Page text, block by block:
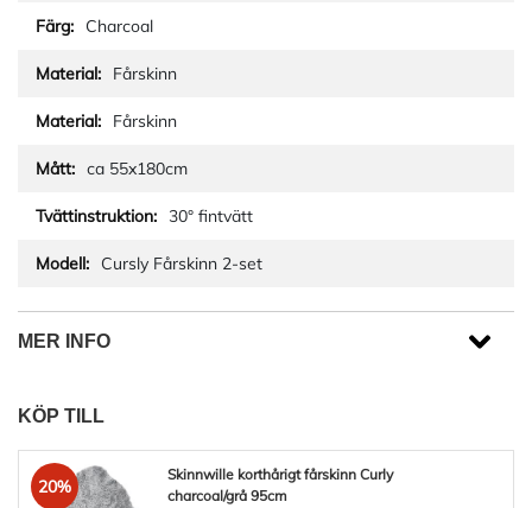
Charcoal
Fårskinn
Fårskinn
ca 55x180cm
30° fintvätt
Cursly Fårskinn 2-set
MER INFO
KÖP TILL
20%
Skinnwille korthårigt fårskinn Curly
charcoal/grå 95cm